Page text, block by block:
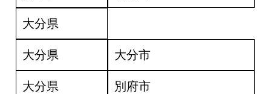
大分県
大分県 大分市
大分県 別府市